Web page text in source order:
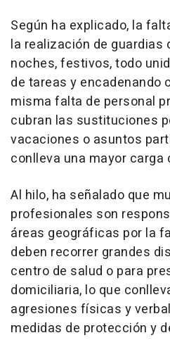
Según ha explicado, la
la realización de guardias
noches, festivos, todo
de tareas y encadenando
misma falta de personal
cubran las sustituciones
vacaciones o asuntos
conlleva una mayor carga
Al hilo, ha señalado que
profesionales son
áreas geográficas por la
deben recorrer grandes
centro de salud o para
domiciliaria, lo que
agresiones físicas y
medidas de protección y